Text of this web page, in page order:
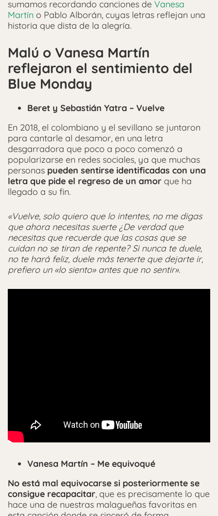
sumamos recordando canciones de Vanesa
Martín o Pablo Alborán, cuyas letras reflejan una
historia que dista de la alegría.
Malú o Vanesa Martín
reflejaron el sentimiento del
Blue Monday
Beret y Sebastián Yatra – Vuelve
En 2018, el colombiano y el sevillano se juntaron
para cantarle al desamor, en una letra
desgarradora que poco a poco comenzó a
popularizarse en redes sociales, ya que muchas
personas pueden sentirse identificadas con una
letra que pide el regreso de un amor que ha
llegado a su fin.
«Vuelve, solo quiero que lo intentes, no me digas
que ahora necesitas suerte ¿De verdad que
necesitas que recuerde que las cosas que se
cuidan no se tiran de repente? Si nunca te duele,
no te hará feliz, duele más tenerte que dejarte ir,
prefiero un «lo siento» antes que no sentir».
Vanesa Martín – Me equivoqué
No está mal equivocarse si posteriormente se
consigue recapacitar, que es precisamente lo que
hace una de nuestras malagueñas favoritas en